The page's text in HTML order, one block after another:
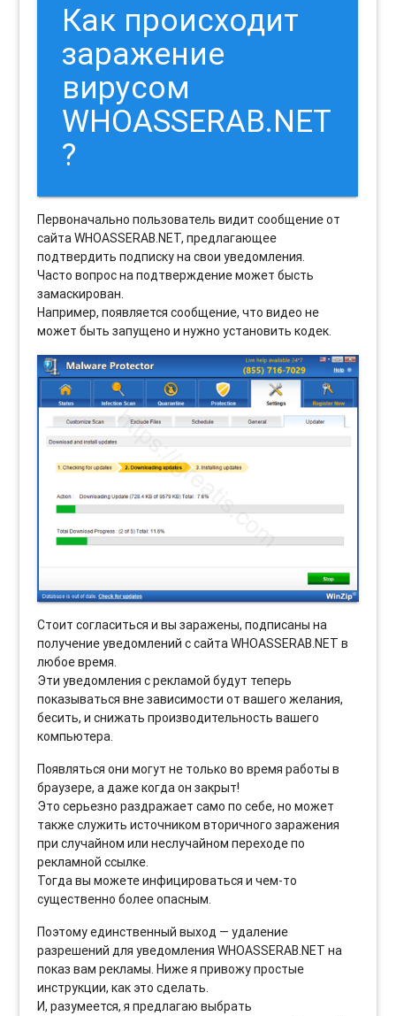
Как происходит
заражение
вирусом
WHOASSERAB.NET
?
Первоначально пользователь видит сообщение от
сайта WHOASSERAB.NET, предлагающее
подтвердить подписку на свои уведомления.
Часто вопрос на подтверждение может бысть
замаскирован.
Например, появляется сообщение, что видео не
может быть запущено и нужно установить кодек.
Стоит согласиться и вы заражены, подписаны на
получение уведомлений с сайта WHOASSERAB.NET в
любое время.
Эти уведомления с рекламой будут теперь
показываться вне зависимости от вашего желания,
бесить, и снижать производительность вашего
компьютера.
Появляться они могут не только во время работы в
браузере, а даже когда он закрыт!
Это серьезно раздражает само по себе, но может
также служить источником вторичного заражения
при случайном или неслучайном переходе по
рекламной ссылке.
Тогда вы можете инфицироваться и чем-то
существенно более опасным.
Поэтому единственный выход — удаление
разрешений для уведомления WHOASSERAB.NET на
показ вам рекламы. Ниже я привожу простые
инструкции, как это сделать.
И, разумеется, я предлагаю выбрать